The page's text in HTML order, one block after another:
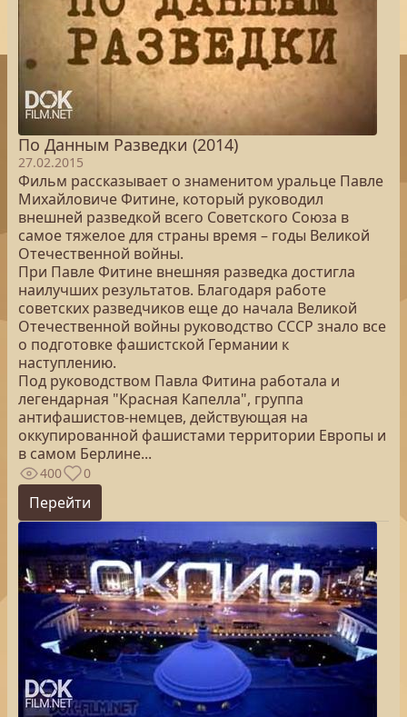
По Данным Разведки (2014)
27.02.2015
Фильм рассказывает о знаменитом уральце Павле
Михайловиче Фитине, который руководил
внешней разведкой всего Советского Союза в
самое тяжелое для страны время – годы Великой
Отечественной войны.
При Павле Фитине внешняя разведка достигла
наилучших результатов. Благодаря работе
советских разведчиков еще до начала Великой
Отечественной войны руководство СССР знало все
о подготовке фашистской Германии к
наступлению.
Под руководством Павла Фитина работала и
легендарная "Красная Капелла", группа
антифашистов-немцев, действующая на
оккупированной фашистами территории Европы и
в самом Берлине...
400 0
Перейти